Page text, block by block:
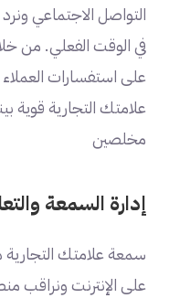
التواصل الاجتماعي
في الوقت الفعلي. من
على استفسارات
علامتك التجارية قوية
مخلصين
إدارة السمعة
سمعة علامتك
على الإنترنت ونراقب